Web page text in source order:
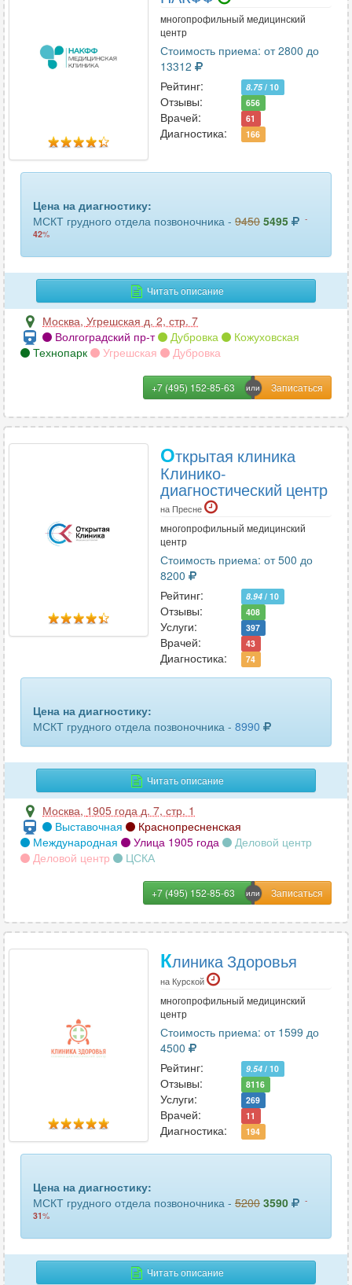
многопрофильный медицинский
центр
Стоимость приема: от 2800 до
13312
Рейтинг:
8.75/ 10
Отзывы: 656
Врачей: 61
Диагностика: 166
Цена на диагностику:
МСКТ грудного отдела позвоночника - 9450 5495
-
42%
Читать описание
Москва, Угрешская д. 2, стр. 7
Волгоградский пр-т
Дубровка
Кожуховская
Технопарк
Угрешская Дубровка
+7 (495) 152-85-63
Открытая клиника
Клинико-
диагностический центр
на Пресне
многопрофильный медицинский
центр
Стоимость приема: от 500 до
8200
Рейтинг:
8.94 / 10
Отзывы: 408
Услуги: 397
Врачей: 43
Диагностика: 74
Цена на диагностику:
МСКТ грудного отдела позвоночника - 8990
Читать описание
Москва, 1905 года д. 7, стр. 1
Выставочная
Краснопресненская
Международная
Улица 1905 года
Деловой центр
Деловой центр
ЦСКА
+7 (495) 152-85-63
Клиника Здоровья
на Курской
многопрофильный медицинский
центр
Стоимость приема: от 1599 до
4500
Рейтинг:
9.54 / 10
Отзывы: 8116
Услуги: 269
Врачей: 11
Диагностика: 194
Цена на диагностику:
МСКТ грудного отдела позвоночника - 5200 3590
-
31%
Читать описание